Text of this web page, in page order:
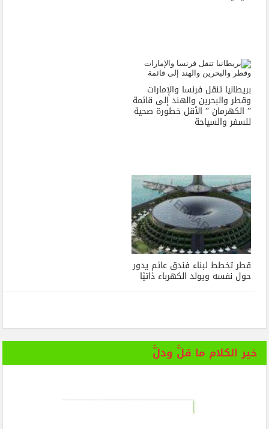
بريطانيا تنقل فرنسا والإمارات
وقطر والبحرين والهند إلى قائمة
” الكهرمان ” الأقل خطورة صحية
للسفر والسياحة
قطر تخطط لبناء فندق عائم يدور
حول نفسه ويولد الكهرباء ذاتيًا
خير الكلام ما قلَّ ودلَّ